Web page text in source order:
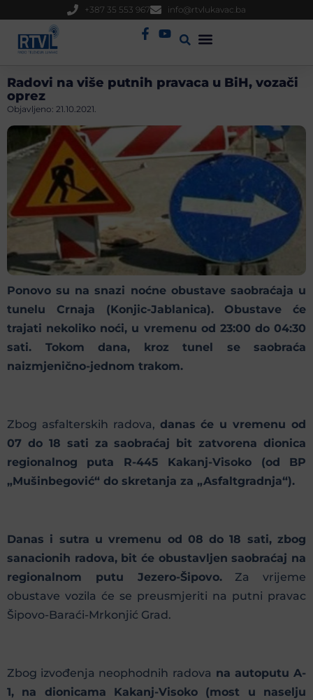
+387 35 553 967 info@rtvlukavac.ba
Radovi na više putnih pravaca u BiH, vozači
oprez
Objavljeno: 21.10.2021.
Ponovo su na snazi noćne obustave saobraćaja u
tunelu Crnaja (Konjic-Jablanica). Obustave će
trajati nekoliko noći, u vremenu od 23:00 do 04:30
sati. Tokom dana, kroz tunel se saobraća
naizmjenično-jednom trakom.
Zbog asfalterskih radova, danas će u vremenu od
07 do 18 sati za saobraćaj bit zatvorena dionica
regionalnog puta R-445 Kakanj-Visoko (od BP
„Mušinbegović“ do skretanja za „Asfaltgradnja“).
Danas i sutra u vremenu od 08 do 18 sati, zbog
sanacionih radova, bit će obustavljen saobraćaj na
regionalnom putu Jezero-Šipovo.Za vrijeme
obustave vozila će se preusmjeriti na putni pravac
Šipovo-Baraći-Mrkonjić Grad.
Zbog izvođenja neophodnih radova na autoputu A-
1, na dionicama Kakanj-Visoko (most u naselju